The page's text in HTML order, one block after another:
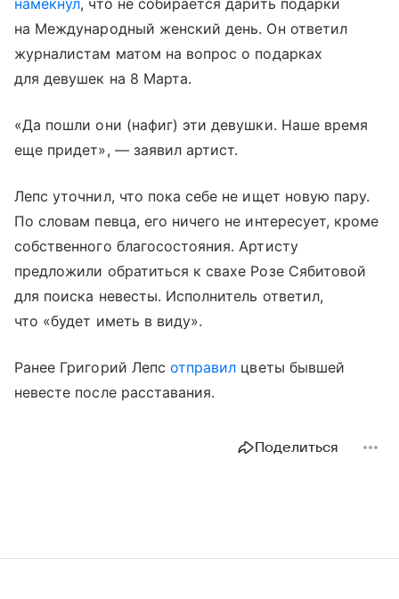
на Международный женский день. Он ответил
журналистам матом на вопрос о подарках
для девушек на 8 Марта.
«Да пошли они (нафиг) эти девушки. Наше время
еще придет», — заявил артист.
Лепс уточнил, что пока себе не ищет новую пару.
По словам певца, его ничего не интересует, кроме
собственного благосостояния. Артисту
предложили обратиться к свахе Розе Сябитовой
для поиска невесты. Исполнитель ответил,
что «будет иметь в виду».
Ранее Григорий Лепс отправил цветы бывшей
невесте после расставания.
Поделиться